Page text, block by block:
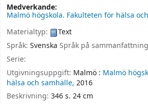
Medverkande:
Malmö högskola. Fakulteten för hälsa
Materialtyp:
Text
Språk: Svenska Språk på
Serie:
Utgivningsuppgift: Malmö : Malmö
hälsa och samhälle, 2016
Beskrivning: 346 s. 24 cm